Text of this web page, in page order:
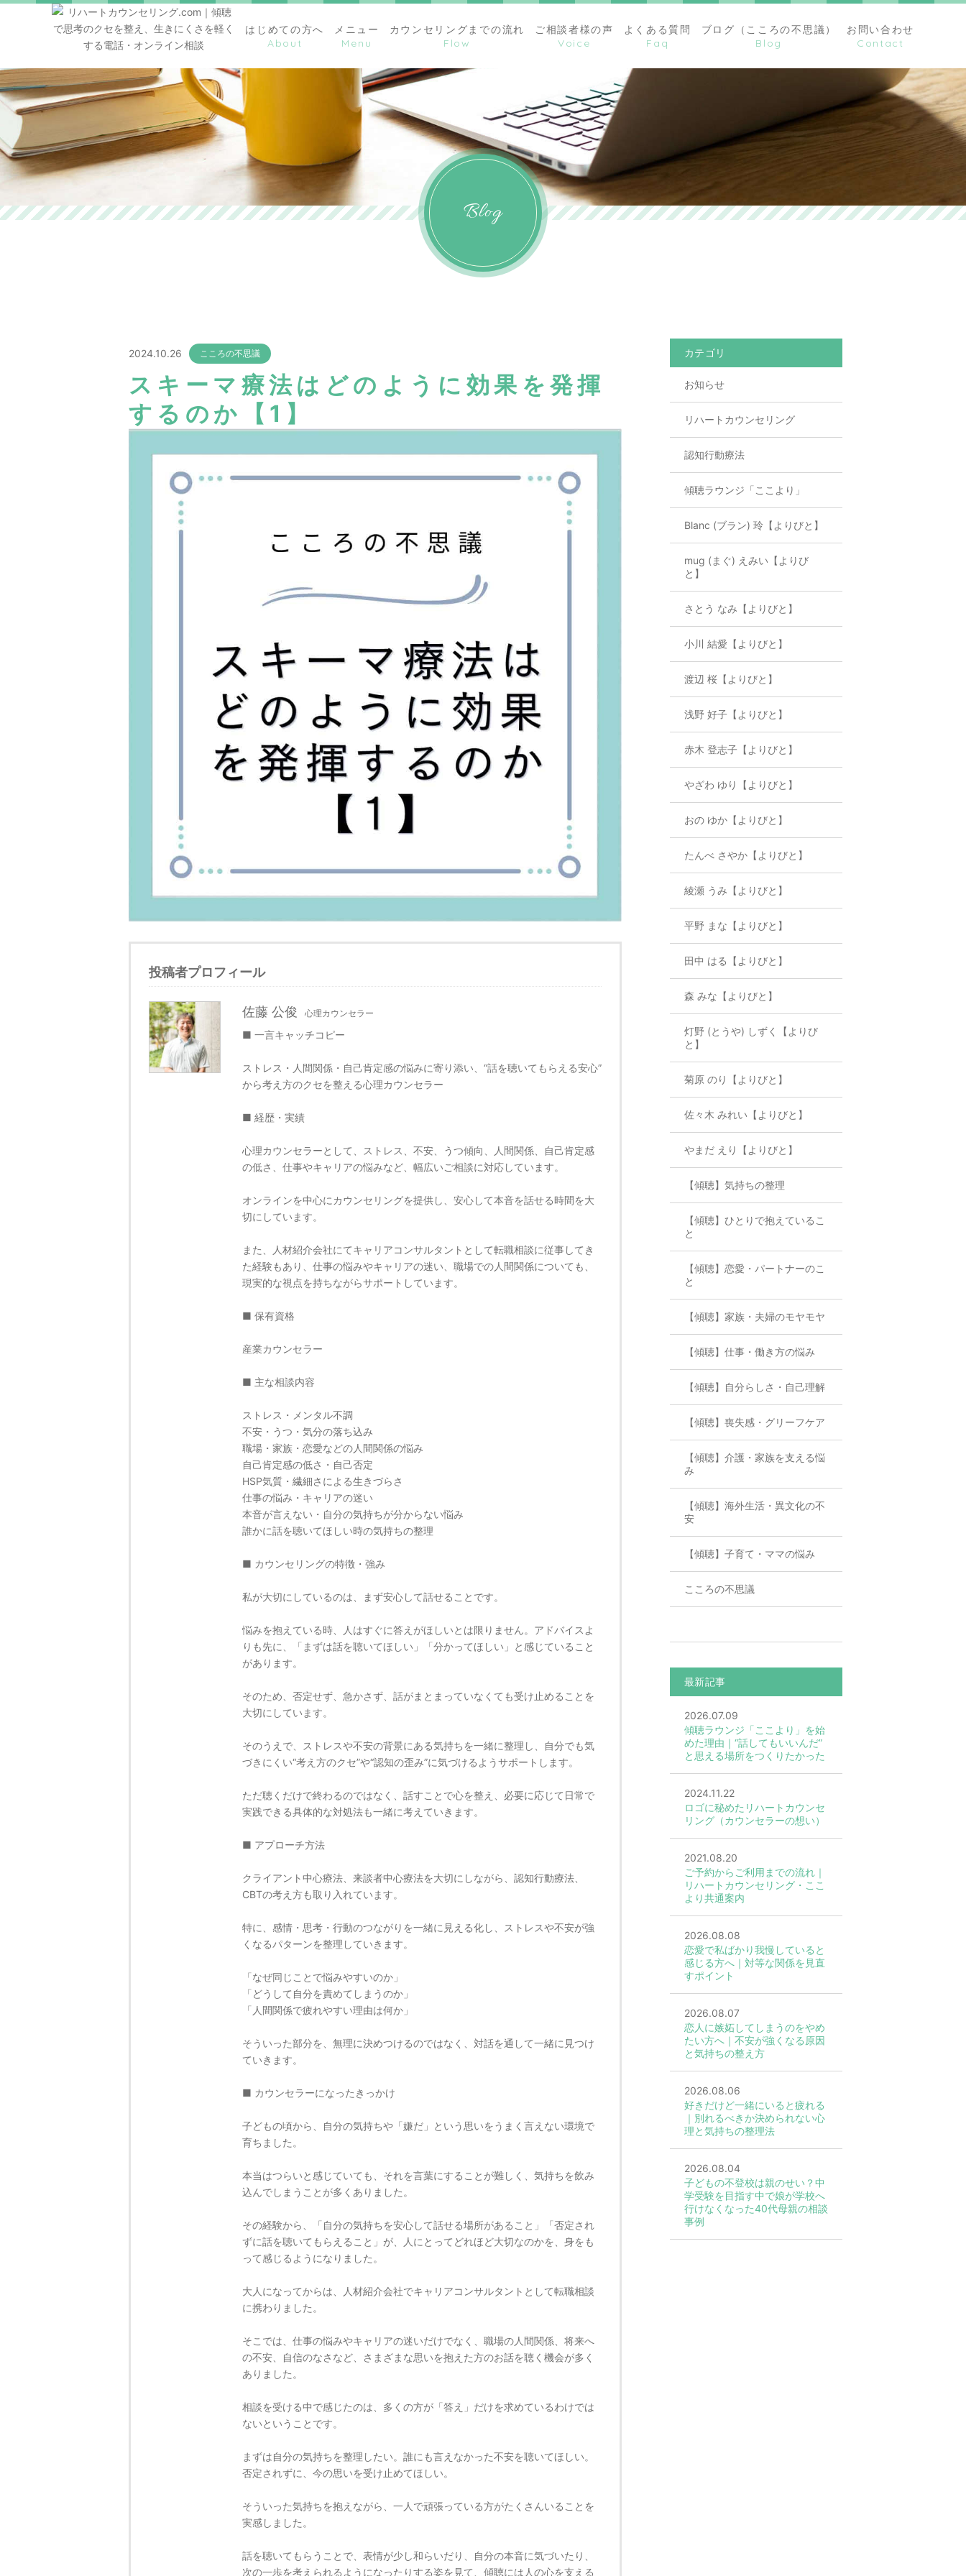
はじめての方へ メニュー カウンセリングまでの流れ ご相談者様の声 よくある質問 ブログ（こころの不思議） お問い合わせ
Blog
2024.10.26 こころの不思議
スキーマ療法はどのように効果を発揮
するのか【1】
投稿者プロフィール
佐藤 公俊 心理カウンセラー
■ 一言キャッチコピー
ストレス・人間関係・自己肯定感の悩みに寄り添い、“話を聴いてもらえる安心”
から考え方のクセを整える心理カウンセラー
■ 経歴・実績
心理カウンセラーとして、ストレス、不安、うつ傾向、人間関係、自己肯定感
の低さ、仕事やキャリアの悩みなど、幅広いご相談に対応しています。
オンラインを中心にカウンセリングを提供し、安心して本音を話せる時間を大
切にしています。
また、人材紹介会社にてキャリアコンサルタントとして転職相談に従事してき
た経験もあり、仕事の悩みやキャリアの迷い、職場での人間関係についても、
現実的な視点を持ちながらサポートしています。
■ 保有資格
産業カウンセラー
■ 主な相談内容
ストレス・メンタル不調
不安・うつ・気分の落ち込み
職場・家族・恋愛などの人間関係の悩み
自己肯定感の低さ・自己否定
HSP気質・繊細さによる生きづらさ
仕事の悩み・キャリアの迷い
本音が言えない・自分の気持ちが分からない悩み
誰かに話を聴いてほしい時の気持ちの整理
■ カウンセリングの特徴・強み
私が大切にしているのは、まず安心して話せることです。
悩みを抱えている時、人はすぐに答えがほしいとは限りません。アドバイスよ
りも先に、「まずは話を聴いてほしい」「分かってほしい」と感じていること
があります。
そのため、否定せず、急かさず、話がまとまっていなくても受け止めることを
大切にしています。
そのうえで、ストレスや不安の背景にある気持ちを一緒に整理し、自分でも気
づきにくい“考え方のクセ”や“認知の歪み”に気づけるようサポートします。
ただ聴くだけで終わるのではなく、話すことで心を整え、必要に応じて日常で
実践できる具体的な対処法も一緒に考えていきます。
■ アプローチ方法
クライアント中心療法、来談者中心療法を大切にしながら、認知行動療法、
CBTの考え方も取り入れています。
特に、感情・思考・行動のつながりを一緒に見える化し、ストレスや不安が強
くなるパターンを整理していきます。
「なぜ同じことで悩みやすいのか」
「どうして自分を責めてしまうのか」
「人間関係で疲れやすい理由は何か」
そういった部分を、無理に決めつけるのではなく、対話を通して一緒に見つけ
ていきます。
■ カウンセラーになったきっかけ
子どもの頃から、自分の気持ちや「嫌だ」という思いをうまく言えない環境で
育ちました。
本当はつらいと感じていても、それを言葉にすることが難しく、気持ちを飲み
込んでしまうことが多くありました。
その経験から、「自分の気持ちを安心して話せる場所があること」「否定され
ずに話を聴いてもらえること」が、人にとってどれほど大切なのかを、身をも
って感じるようになりました。
大人になってからは、人材紹介会社でキャリアコンサルタントとして転職相談
に携わりました。
そこでは、仕事の悩みやキャリアの迷いだけでなく、職場の人間関係、将来へ
の不安、自信のなさなど、さまざまな思いを抱えた方のお話を聴く機会が多く
ありました。
相談を受ける中で感じたのは、多くの方が「答え」だけを求めているわけでは
ないということです。
まずは自分の気持ちを整理したい。誰にも言えなかった不安を聴いてほしい。
否定されずに、今の思いを受け止めてほしい。
そういった気持ちを抱えながら、一人で頑張っている方がたくさんいることを
実感しました。
話を聴いてもらうことで、表情が少し和らいだり、自分の本音に気づいたり、
次の一歩を考えられるようになったりする姿を見て、傾聴には人の心を支える
カテゴリ
お知らせ
リハートカウンセリング
認知行動療法
傾聴ラウンジ「ここより」
Blanc (ブラン) 玲【よりびと】
mug (まぐ) えみい【よりび
と】
さとう なみ【よりびと】
小川 結愛【よりびと】
渡辺 桜【よりびと】
浅野 好子【よりびと】
赤木 登志子【よりびと】
やざわ ゆり【よりびと】
おの ゆか【よりびと】
たんべ さやか【よりびと】
綾瀬 うみ【よりびと】
平野 まな【よりびと】
田中 はる【よりびと】
森 みな【よりびと】
灯野 (とうや) しずく【よりび
と】
菊原 のり【よりびと】
佐々木 みれい【よりびと】
やまだ えり【よりびと】
【傾聴】気持ちの整理
【傾聴】ひとりで抱えているこ
と
【傾聴】恋愛・パートナーのこ
と
【傾聴】家族・夫婦のモヤモヤ
【傾聴】仕事・働き方の悩み
【傾聴】自分らしさ・自己理解
【傾聴】喪失感・グリーフケア
【傾聴】介護・家族を支える悩
み
【傾聴】海外生活・異文化の不
安
【傾聴】子育て・ママの悩み
こころの不思議
最新記事
2026.07.09
傾聴ラウンジ「ここより」を始
めた理由｜“話してもいいんだ”
と思える場所をつくりたかった
2024.11.22
ロゴに秘めたリハートカウンセ
リング（カウンセラーの想い）
2021.08.20
ご予約からご利用までの流れ｜
リハートカウンセリング・ここ
より共通案内
2026.08.08
恋愛で私ばかり我慢していると
感じる方へ｜対等な関係を見直
すポイント
2026.08.07
恋人に嫉妬してしまうのをやめ
たい方へ｜不安が強くなる原因
と気持ちの整え方
2026.08.06
好きだけど一緒にいると疲れる
｜別れるべきか決められない心
理と気持ちの整理法
2026.08.04
子どもの不登校は親のせい？中
学受験を目指す中で娘が学校へ
行けなくなった40代母親の相談
事例